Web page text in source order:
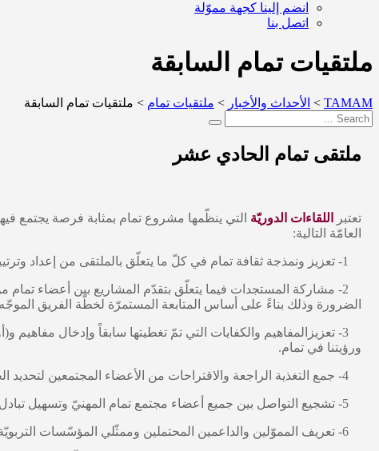
انضم إلينا كجهة مموّلة
اتصل بنا
ملتقيات تمام السابقة
TAMAM
> الأحداث والأخبار > ملتقيات تمام > ملتقيات تمام السابقة
ملتقى تمام الحادي عشر
تعتبر اللقاءات الدوريّة التي ينظّمها مشروع تمام بمثابة فرصة يجتمع
العامّة التالية:
2- مشاركة المستجدات فيما يتعلّق بتقدّم المشاريع بين أعضاء
الضرورة وذلك بناءً على أساس المتابعة المستمرّة لخطّة الفريق
3- تعزيزالمفاهيم والكفايات التي تمّ تغطيتها سابقاً وإدخال
ورؤيتنا في تمام.